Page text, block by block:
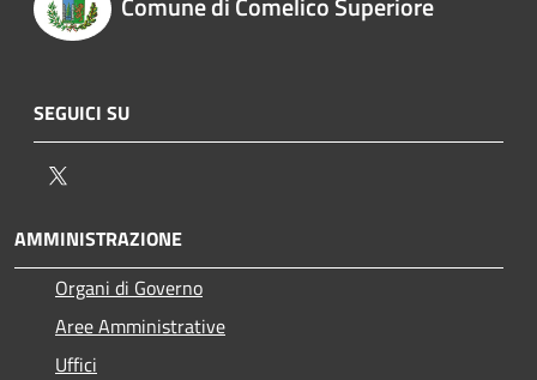
SEGUICI SU
AMMINISTRAZIONE
Organi di Governo
Aree Amministrative
Uffici